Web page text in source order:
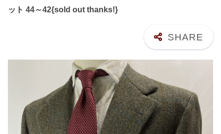
ット 44～42{sold out thanks!}